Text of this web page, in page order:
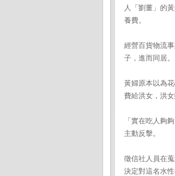
人「劉董」的
養費。
經營百貨物流
子，進而同居。
黃婦原本以為
費給洪女，洪
「實在吃人夠
主動反擊。
徵信社人員在
決定對這名水